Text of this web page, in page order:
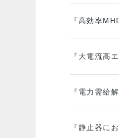
『高効率
『大電流高
『電力需給
『静止器に